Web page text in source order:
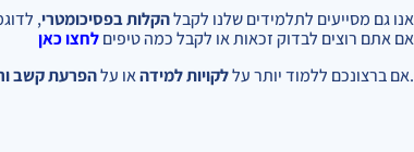
אנו גם מסייעים לתלמידים שלנו לקבלהקלות בפסיכומטרי,
אם אתם רוצים לבדוק זכאות או לקבל כמה טיפיםלחצו כאן
.אם ברצונכם ללמוד יותר עללקויות למידהאו עלהפרעת קשב